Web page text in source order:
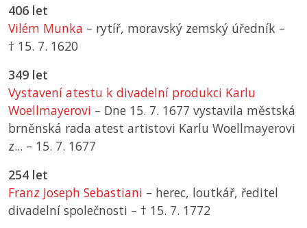
406 let
Vilém Munka – rytíř, moravský zemský úředník –
† 15. 7. 1620
349 let
Vystavení atestu k divadelní produkci Karlu
Woellmayerovi – Dne 15. 7. 1677 vystavila městská
brněnská rada atest artistovi Karlu Woellmayerovi
z... – 15. 7. 1677
254 let
Franz Joseph Sebastiani – herec, loutkář, ředitel
divadelní společnosti – † 15. 7. 1772